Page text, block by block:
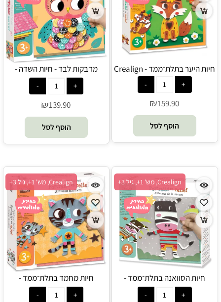
חיות היער בתלת־ממד - Crealign
₪159.90
הוסף לסל
מדבקות לבד - חיות השדה -
Crealign
₪139.90
הוסף לסל
Crealign, מש' 1+, גיל 3+
חיות הסוואנה בתלת־ממד -
Crealign
Crealign, מש' 1+, גיל 3+
חיות מחמד בתלת־ממד -
Crealign